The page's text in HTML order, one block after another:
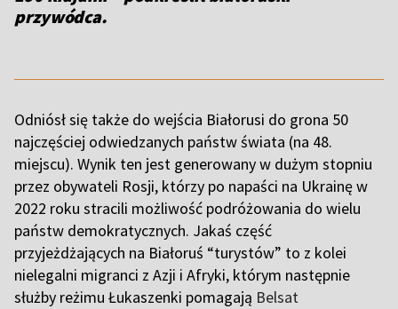
przywódca.
Odniósł się także do wejścia Białorusi do grona 50
najczęściej odwiedzanych państw świata (na 48.
miejscu). Wynik ten jest generowany w dużym stopniu
przez obywateli Rosji, którzy po napaści na Ukrainę w
2022 roku stracili możliwość podróżowania do wielu
państw demokratycznych. Jakaś część
przyjeżdżających na Białoruś “turystów” to z kolei
nielegalni migranci z Azji i Afryki, którym następnie
służby reżimu Łukaszenki pomagają Belsat